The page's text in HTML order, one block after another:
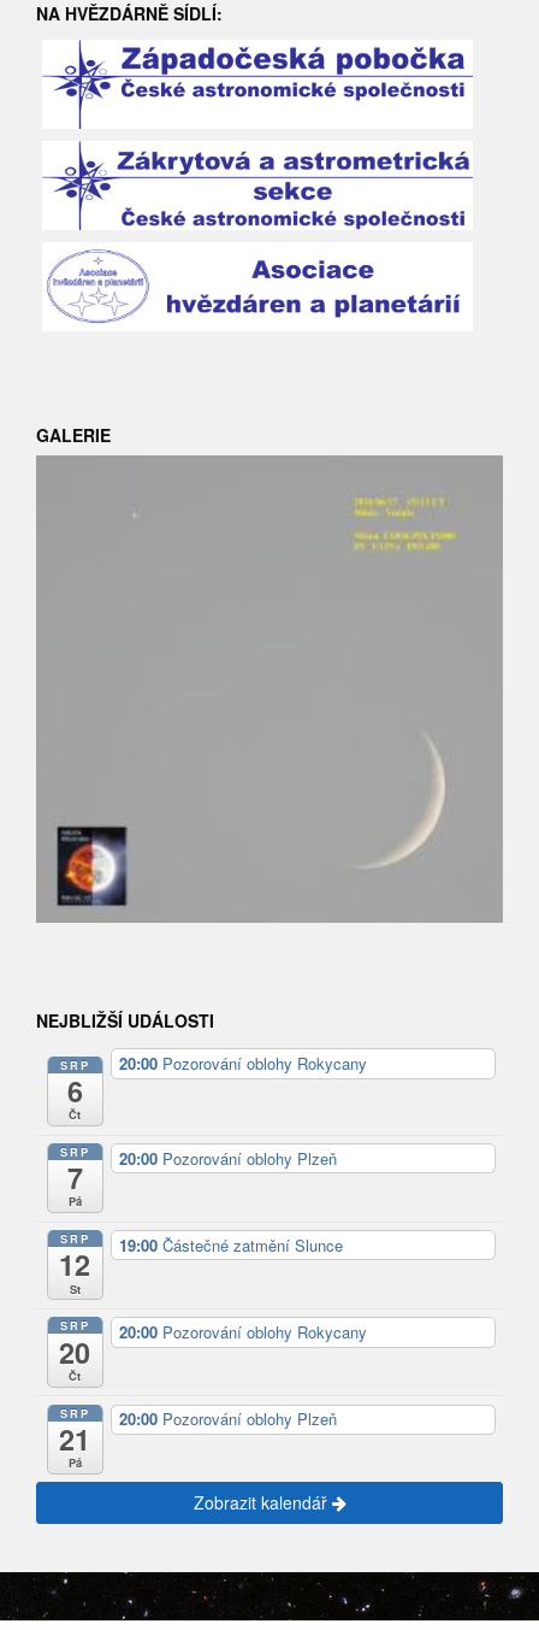
NA HVĚZDÁRNĚ SÍDLÍ:
GALERIE
NEJBLIŽŠÍ UDÁLOSTI
SRP
6
Čt
20:00 Pozorování oblohy Rokycany
SRP
7
Pá
20:00 Pozorování oblohy Plzeň
SRP
12
St
19:00 Částečné zatmění Slunce
SRP
20
Čt
20:00 Pozorování oblohy Rokycany
SRP
21
Pá
20:00 Pozorování oblohy Plzeň
Zobrazit kalendář